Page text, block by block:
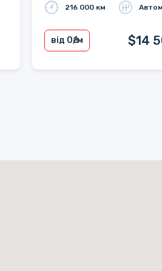
216 000 км
від 0₴/м $14